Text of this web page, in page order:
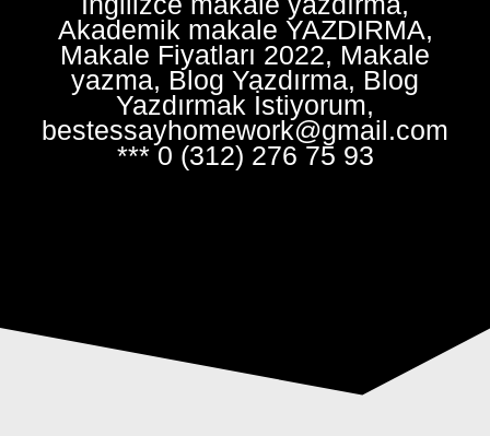
Akademik makale YAZDIRMA,
Makale Fiyatları 2022, Makale
yazma, Blog Yazdırma, Blog
Yazdırmak İstiyorum,
bestessayhomework@gmail.com
*** 0 (312) 276 75 93